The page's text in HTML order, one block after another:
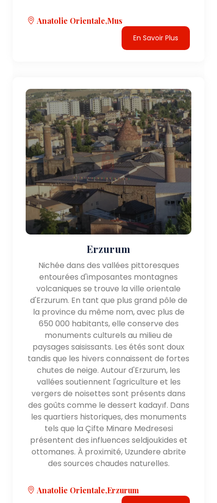
Anatolie Orientale,Mus
En Savoir Plus
Erzurum
Nichée dans des vallées pittoresques
entourées d'imposantes montagnes
volcaniques se trouve la ville orientale
d'Erzurum. En tant que plus grand pôle de
la province du même nom, avec plus de
650 000 habitants, elle conserve des
monuments culturels au milieu de
paysages saisissants. Les étés sont doux
tandis que les hivers connaissent de fortes
chutes de neige. Autour d'Erzurum, les
vallées soutiennent l'agriculture et les
vergers de noisettes sont présents dans
des goûts comme le dessert kadayıf. Dans
les quartiers historiques, des monuments
tels que la Çifte Minare Medresesi
présentent des influences seldjoukides et
ottomanes. À proximité, Uzundere abrite
des sources chaudes naturelles.
Anatolie Orientale,Erzurum